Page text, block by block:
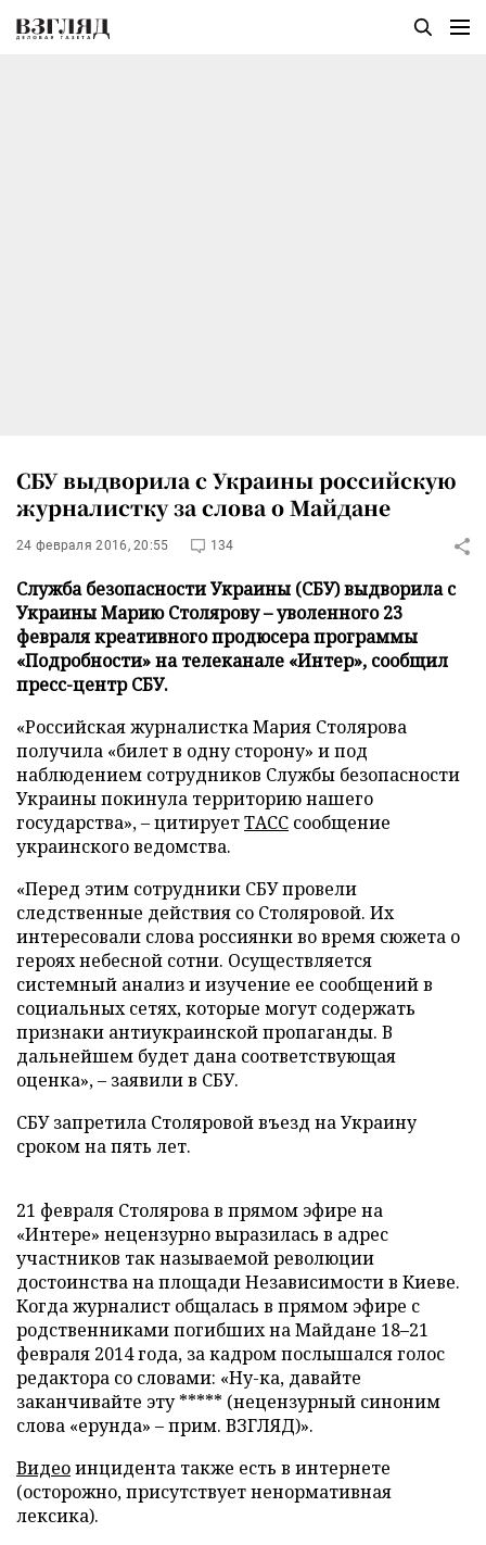
СБУ выдворила с Украины российскую
журналистку за слова о Майдане
24 февраля 2016, 20:55 134
Служба безопасности Украины (СБУ) выдворила с
Украины Марию Столярову – уволенного 23
февраля креативного продюсера программы
«Подробности» на телеканале «Интер», сообщил
пресс-центр СБУ.
«Российская журналистка Мария Столярова
получила «билет в одну сторону» и под
наблюдением сотрудников Службы безопасности
Украины покинула территорию нашего
государства», – цитируетТАСС сообщение
украинского ведомства.
«Перед этим сотрудники СБУ провели
следственные действия со Столяровой. Их
интересовали слова россиянки во время сюжета о
героях небесной сотни. Осуществляется
системный анализ и изучение ее сообщений в
социальных сетях, которые могут содержать
признаки антиукраинской пропаганды. В
дальнейшем будет дана соответствующая
оценка», – заявили в СБУ.
СБУ запретила Столяровой въезд на Украину
сроком на пять лет.
21 февраля Столярова в прямом эфире на
«Интере» нецензурно выразилась в адрес
участников так называемой революции
достоинства на площади Независимости в Киеве.
Когда журналист общалась в прямом эфире с
родственниками погибших на Майдане 18–21
февраля 2014 года, за кадром послышался голос
редактора со словами: «Ну-ка, давайте
заканчивайте эту ***** (нецензурный синоним
слова «ерунда» – прим. ВЗГЛЯД)».
Видеоинцидента также есть в интернете
(осторожно, присутствует ненормативная
лексика).